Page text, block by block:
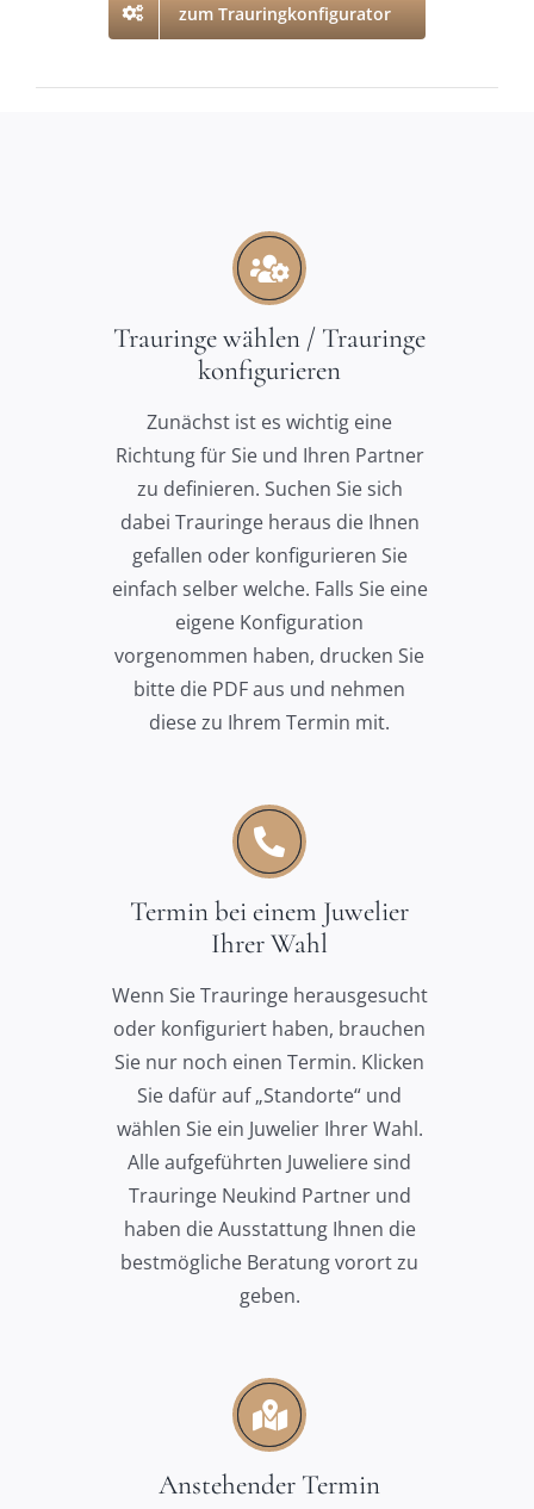
zum Trauringkonfigurator
Trauringe wählen / Trauringe
konfigurieren
Zunächst ist es wichtig eine
Richtung für Sie und Ihren Partner
zu definieren. Suchen Sie sich
dabei Trauringe heraus die Ihnen
gefallen oder konfigurieren Sie
einfach selber welche. Falls Sie eine
eigene Konfiguration
vorgenommen haben, drucken Sie
bitte die PDF aus und nehmen
diese zu Ihrem Termin mit.
Termin bei einem Juwelier
Ihrer Wahl
Wenn Sie Trauringe herausgesucht
oder konfiguriert haben, brauchen
Sie nur noch einen Termin. Klicken
Sie dafür auf „Standorte“ und
wählen Sie ein Juwelier Ihrer Wahl.
Alle aufgeführten Juweliere sind
Trauringe Neukind Partner und
haben die Ausstattung Ihnen die
bestmögliche Beratung vorort zu
geben.
Anstehender Termin